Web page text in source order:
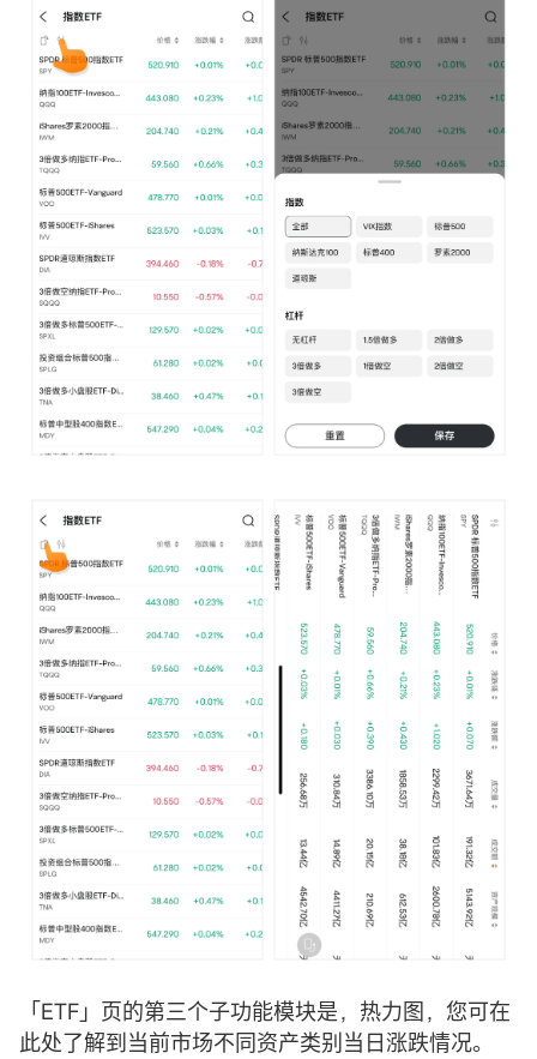
「ETF」页的第三个子功能模块是，热力图，您可在
此处了解到当前市场不同资产类别当日涨跌情况。